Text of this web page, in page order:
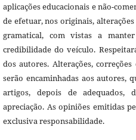
aplicações educacionais e não-
de efetuar, nos originais,
gramatical, com vistas a
credibilidade do veículo.
dos autores. Alterações,
serão encaminhadas aos autores,
artigos, depois de adequados,
apreciação. As opiniões emitidas
exclusiva responsabilidade.